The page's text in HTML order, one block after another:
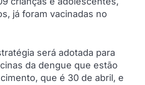
já foram vacinadas no
será adotada para
da dengue que estão
que é 30 de abril, e